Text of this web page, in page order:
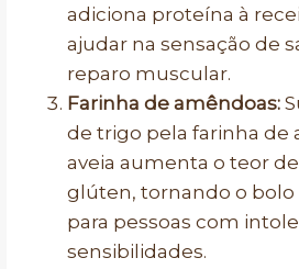
adiciona proteína à
ajudar na sensação de
reparo muscular.
Farinha de amêndoas:
de trigo pela farinha de
aveia aumenta o teor
glúten, tornando o bolo
para pessoas com
sensibilidades.